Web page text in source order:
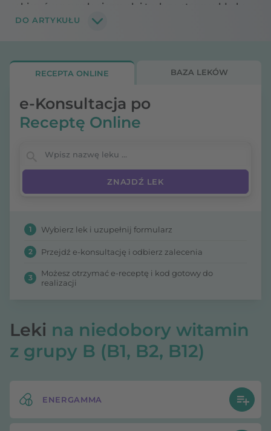
objawów neurologicznych i tych ze strony układu
pokarmowego. Co powoduje niedobór witaminy B?
DO ARTYKUŁU
RECEPTA ONLINE BAZA LEKÓW
e-Konsultacja po
Receptę Online
Wpisz nazwę leku
1 Wybierz lek i uzupełnij formularz
2 Przejdź e-konsultację i odbierz zalecenia
3
Możesz otrzymać e-receptę i kod gotowy do
realizacji
Leki na niedobory witamin
z grupy B (B1, B2, B12)
ENERGAMMA